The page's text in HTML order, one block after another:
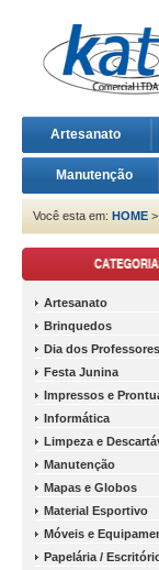
Artesanato
Manutenção
Você esta em: HOME
Artesanato
Brinquedos
Dia dos Professores
Festa Junina
Impressos e
Informática
Limpeza e
Manutenção
Mapas e Globos
Material Esportivo
Móveis e
Papelária /